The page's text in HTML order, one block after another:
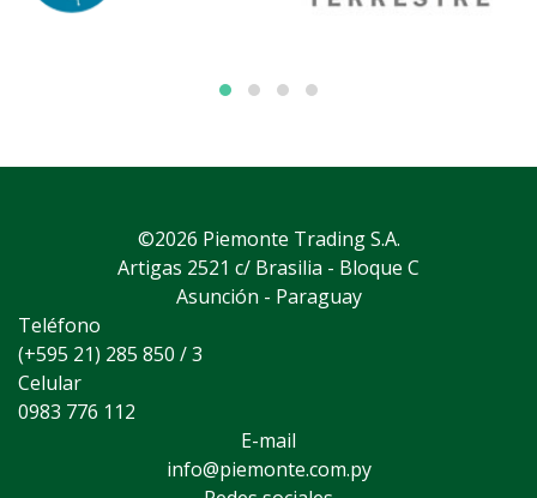
©2026 Piemonte Trading S.A.
Artigas 2521 c/ Brasilia - Bloque C
Asunción - Paraguay
Teléfono
(+595 21) 285 850 / 3
Celular
0983 776 112
E-mail
info@piemonte.com.py